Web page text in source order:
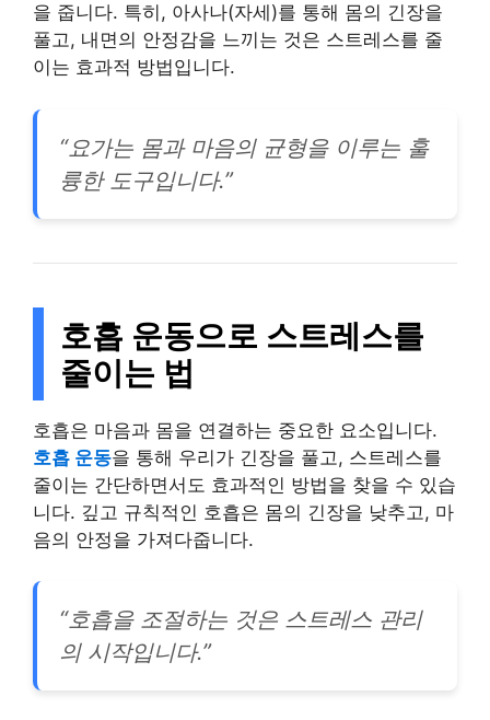
을 줍니다. 특히, 아사나(자세)를 통해 몸의 긴장을
풀고, 내면의 안정감을 느끼는 것은 스트레스를 줄
이는 효과적 방법입니다.
“요가는 몸과 마음의 균형을 이루는 훌
륭한 도구입니다.”
호흡 운동으로 스트레스를
줄이는 법
호흡은 마음과 몸을 연결하는 중요한 요소입니다.
호흡 운동을 통해 우리가 긴장을 풀고, 스트레스를
줄이는 간단하면서도 효과적인 방법을 찾을 수 있습
니다. 깊고 규칙적인 호흡은 몸의 긴장을 낮추고, 마
음의 안정을 가져다줍니다.
“호흡을 조절하는 것은 스트레스 관리
의 시작입니다.”